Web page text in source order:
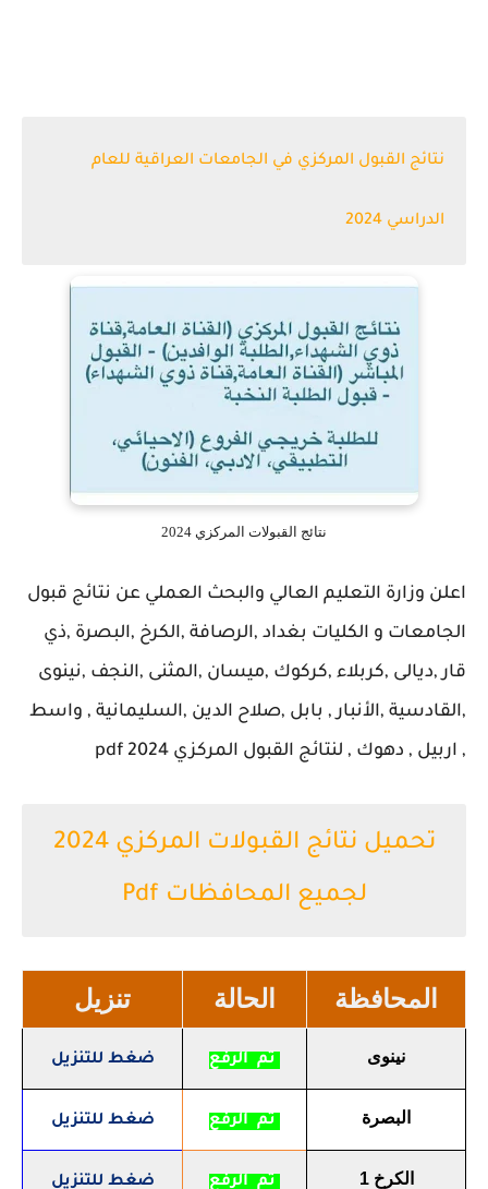
نتائج القبول المركزي في الجامعات العراقية للعام
الدراسي 2024
نتائج القبولات المركزي 2024
اعلن وزارة التعليم العالي والبحث العملي عن نتائج قبول
الجامعات و الكليات بغداد ,الرصافة ,الكرخ ,البصرة ,ذي
قار ,ديالى ,كربلاء ,كركوك ,ميسان ,المثنى ,النجف ,نينوى
,القادسية ,الأنبار , بابل ,صلاح الدين ,السليمانية , واسط
, اربيل , دهوك , لنتائج القبول المركزي 2024 pdf
تحميل نتائج القبولات المركزي 2024
لجميع المحافظات Pdf
المحافظة الحالة تنزيل
نينوى تم الرفع ضغط للتنزيل
البصرة تم الرفع ضغط للتنزيل
الكرخ 1 تم الرفع ضغط للتنزيل